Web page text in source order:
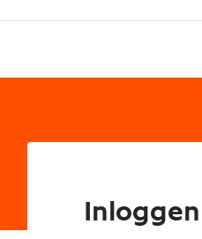
Inloggen